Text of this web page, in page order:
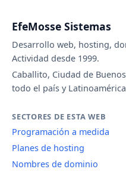
EfeMosse Sistemas
Desarrollo web, hosting,
Actividad desde 1999.
Caballito, Ciudad de
todo el país y
SECTORES DE ESTA WEB
Programación a medida
Planes de hosting
Nombres de dominio